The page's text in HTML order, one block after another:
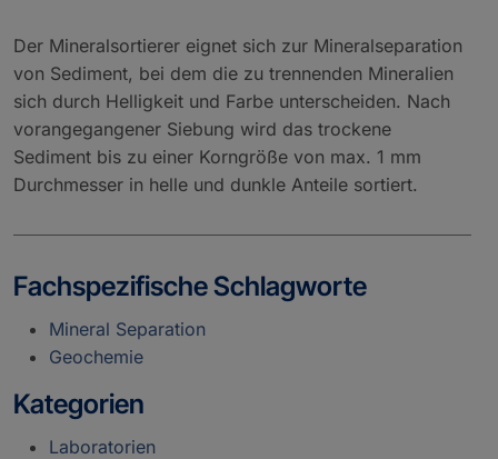
Der Mineralsortierer eignet sich zur Mineralseparation
von Sediment, bei dem die zu trennenden Mineralien
sich durch Helligkeit und Farbe unterscheiden. Nach
vorangegangener Siebung wird das trockene
Sediment bis zu einer Korngröße von max. 1 mm
Durchmesser in helle und dunkle Anteile sortiert.
Fachspezifische Schlagworte
Mineral Separation
Geochemie
Kategorien
Laboratorien